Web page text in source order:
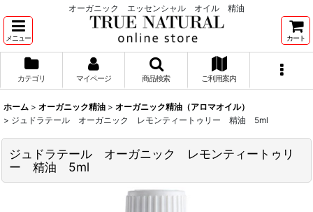
オーガニック エッセンシャル オイル 精油
メニュー カート
カテゴリ マイページ 商品検索 ご利用案内
ホーム > オーガニック精油 > オーガニック精油（アロマオイル）
> ジュドラテール オーガニック レモンティートゥリー 精油 5ml
ジュドラテール オーガニック レモンティートゥリ
ー 精油 5ml